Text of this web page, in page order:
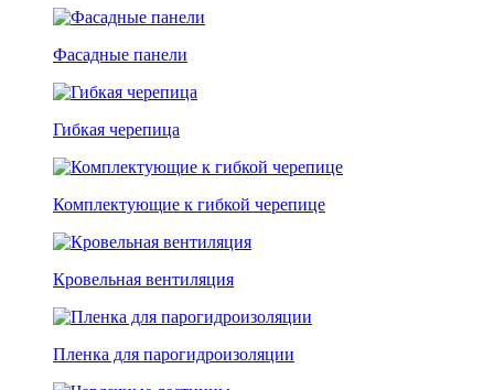
Фасадные панели
Гибкая черепица
Комплектующие к гибкой черепице
Кровельная вентиляция
Пленка для парогидроизоляции